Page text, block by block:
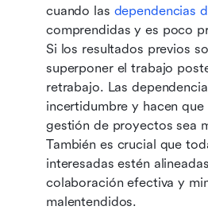
cuando las dependencias
comprendidas y es poco
Si los resultados previos
superponer el trabajo
retrabajo. Las
incertidumbre y hacen
gestión de proyectos sea
También es crucial que
interesadas estén
colaboración efectiva y
malentendidos.